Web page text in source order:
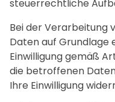
steuerrechtliche
Bei der Verarbeitung
Daten auf Grundlage
Einwilligung gemäß
die betroffenen
Ihre Einwilligung